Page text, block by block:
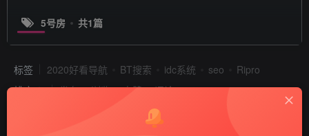
5号房 共1篇
标签 2020好看导航 BT搜索 idc系统 seo
Ripro
排序
发布 浏览 点赞 评论